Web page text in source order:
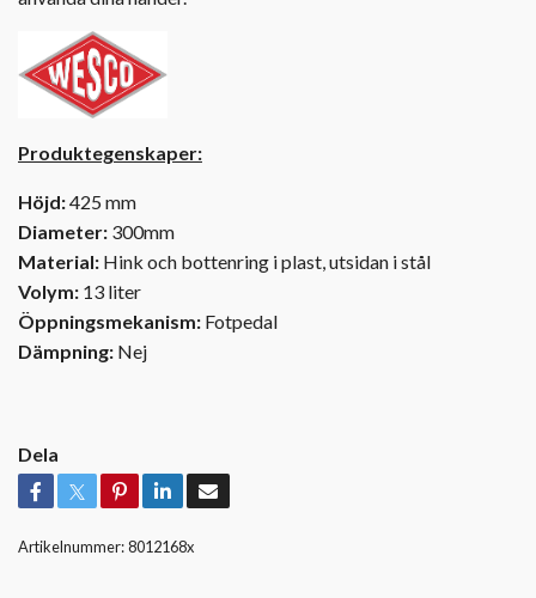
Produktegenskaper:
Höjd:425 mm
Diameter: 300mm
Material: Hink och bottenring i plast, utsidan i stål
Volym: 13 liter
Öppningsmekanism: Fotpedal
Dämpning: Nej
Dela
Artikelnummer:8012168x